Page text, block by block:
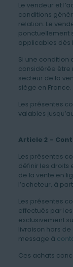
Le vendeur et
conditions
relation. Le
ponctuellement
applicables dès
Si une condition
considérée être
secteur de la
siège en France.
Les présentes
valables
Article 2 –
Les présentes
définir les droits
de la vente en
l’acheteur, à
Les présentes
effectués par
exclusivement
livraison hors de
message à
Ces achats